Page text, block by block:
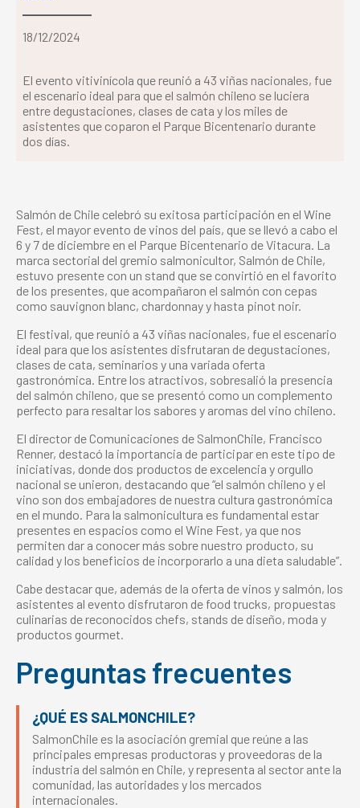
18/12/2024
El evento vitivinícola que reunió a 43 viñas nacionales, fue
el escenario ideal para que el salmón chileno se luciera
entre degustaciones, clases de cata y los miles de
asistentes que coparon el Parque Bicentenario durante
dos días.
Salmón de Chile celebró su exitosa participación en el Wine
Fest, el mayor evento de vinos del país, que se llevó a cabo el
6 y 7 de diciembre en el Parque Bicentenario de Vitacura. La
marca sectorial del gremio salmonicultor, Salmón de Chile,
estuvo presente con un stand que se convirtió en el favorito
de los presentes, que acompañaron el salmón con cepas
como sauvignon blanc, chardonnay y hasta pinot noir.
El festival, que reunió a 43 viñas nacionales, fue el escenario
ideal para que los asistentes disfrutaran de degustaciones,
clases de cata, seminarios y una variada oferta
gastronómica. Entre los atractivos, sobresalió la presencia
del salmón chileno, que se presentó como un complemento
perfecto para resaltar los sabores y aromas del vino chileno.
El director de Comunicaciones de SalmonChile, Francisco
Renner, destacó la importancia de participar en este tipo de
iniciativas, donde dos productos de excelencia y orgullo
nacional se unieron, destacando que “el salmón chileno y el
vino son dos embajadores de nuestra cultura gastronómica
en el mundo. Para la salmonicultura es fundamental estar
presentes en espacios como el Wine Fest, ya que nos
permiten dar a conocer más sobre nuestro producto, su
calidad y los beneficios de incorporarlo a una dieta saludable”.
Cabe destacar que, además de la oferta de vinos y salmón, los
asistentes al evento disfrutaron de food trucks, propuestas
culinarias de reconocidos chefs, stands de diseño, moda y
productos gourmet.
Preguntas frecuentes
¿QUÉ ES SALMONCHILE?
SalmonChile es la asociación gremial que reúne a las
principales empresas productoras y proveedoras de la
industria del salmón en Chile, y representa al sector ante la
comunidad, las autoridades y los mercados
internacionales.